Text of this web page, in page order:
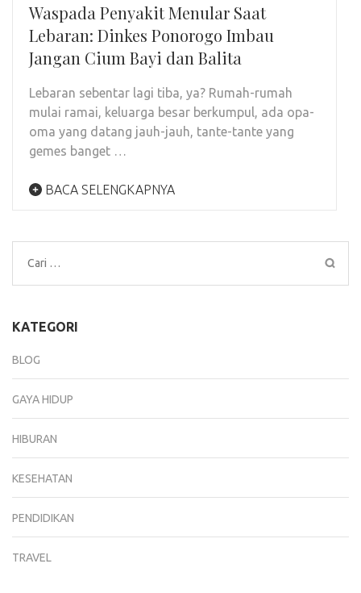
Waspada Penyakit Menular Saat
Lebaran: Dinkes Ponorogo Imbau
Jangan Cium Bayi dan Balita
Lebaran sebentar lagi tiba, ya? Rumah-rumah
mulai ramai, keluarga besar berkumpul, ada opa-
oma yang datang jauh-jauh, tante-tante yang
gemes banget …
BACA SELENGKAPNYA
Cari
KATEGORI
BLOG
GAYA HIDUP
HIBURAN
KESEHATAN
PENDIDIKAN
TRAVEL